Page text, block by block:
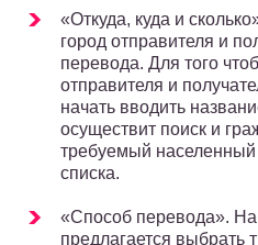
«Откуда, куда и
город отправителя и
перевода. Для того
отправителя и
начать вводить
осуществит поиск и
требуемый
списка.
«Способ перевода». На
предлагается выбрать